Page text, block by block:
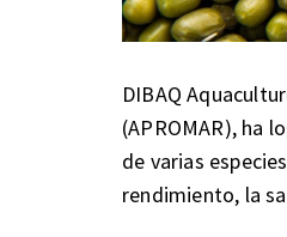
DIBAQ
(APROMAR), ha
de varias
rendimiento, la